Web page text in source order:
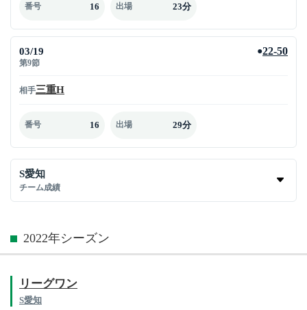
番号 16 出場 23分
03/19
第9節
●22-50
相手三重H
番号 16 出場 29分
S愛知
チーム成績
2022年シーズン
リーグワン
S愛知